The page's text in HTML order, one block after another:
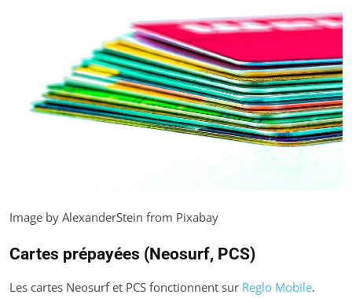
Image by AlexanderStein from Pixabay
Cartes prépayées (Neosurf, PCS)
Les cartes Neosurf et PCS fonctionnent sur Reglo Mobile.